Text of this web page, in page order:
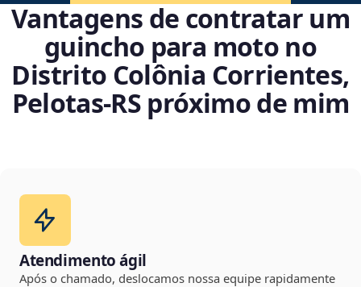
Vantagens de contratar um
guincho para moto no
Distrito Colônia Corrientes,
Pelotas‑RS próximo de mim
Atendimento ágil
Após o chamado, deslocamos nossa equipe rapidamente